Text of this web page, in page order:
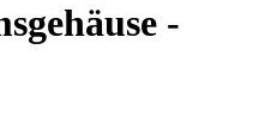
-